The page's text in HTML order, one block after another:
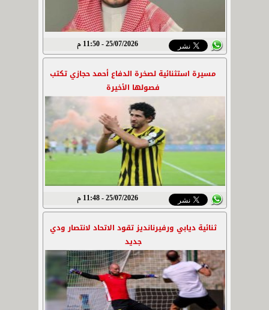
25/07/2026 - 11:50 م
مسيرة استثنائية لصخرة الدفاع أحمد حجازي تكتب
فصولها الأخيرة
25/07/2026 - 11:48 م
ثنائية ديابي ورفيرنانديز تقود الاتحاد لانتصار ودي
جديد